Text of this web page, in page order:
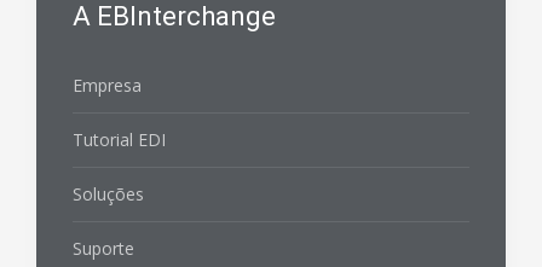
A EBInterchange
Empresa
Tutorial EDI
Soluções
Suporte